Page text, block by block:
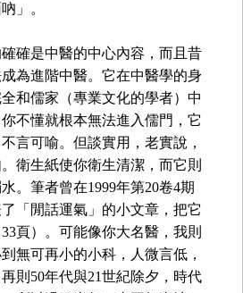
」。
確是中醫的中心內容，而且昔
為進階中醫。它在中醫學的身
和儒家（專業文化的學者）中
不懂就根本無法進入儒門，它
言可喻。但談實用，老實說，
衛生紙使你衛生清潔，而它則
。筆者曾在1999年第20卷4期
了「閒話運氣」的小文章，把它
頁）。可能像你大名醫，我則
無可再小的小科，人微言低，
則50年代與21世紀除夕，時代